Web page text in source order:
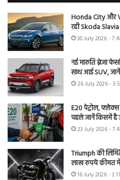
Honda City और
रही Skoda
30 July 2026 -
नई मारुति ब्रेजा
साथ आई SUV,
26 July 2026 -
E20 पेट्रोल,
पहले जानें किसमें है
23 July 2026 -
Triumph की
लाख रुपये कीमत में
16 July 2026 -